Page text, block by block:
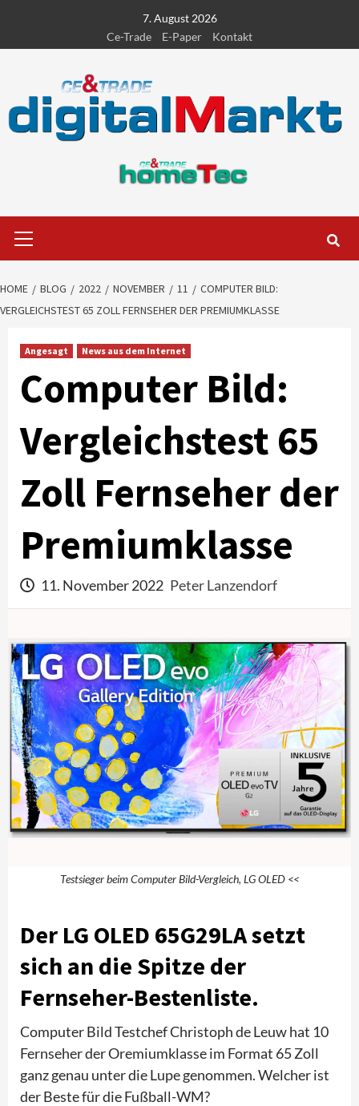
content
7. August 2026
Ce-Trade
E-Paper Kontakt
Menu
HOME BLOG 2022 NOVEMBER 11
COMPUTER BILD:
VERGLEICHSTEST 65 ZOLL FERNSEHER DER PREMIUMKLASSE
Angesagt News aus dem Internet
Computer Bild:
Vergleichstest 65
Zoll Fernseher der
Premiumklasse
11. November 2022 Peter Lanzendorf
Testsieger beim Computer Bild-Vergleich, LG OLED <<
Der LG OLED 65G29LA setzt
sich an die Spitze der
Fernseher-Bestenliste.
Computer Bild Testchef Christoph de Leuw hat 10
Fernseher der Oremiumklasse im Format 65 Zoll
ganz genau unter die Lupe genommen. Welcher ist
der Beste für die Fußball-WM?